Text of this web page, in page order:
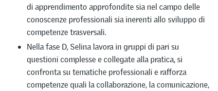
di apprendimento approfondite sia nel campo delle
conoscenze professionali sia inerenti allo sviluppo di
competenze trasversali.
Nella fase D, Selina lavora in gruppi di pari su
questioni complesse e collegate alla pratica, si
confronta su tematiche professionali e rafforza
competenze quali la collaborazione, la comunicazione,